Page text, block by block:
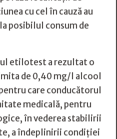
cu cel în cauză au
posibilul consum de
etilotest a rezultat o
de 0,40 mg/l alcool
care conducătorul
medicală, pentru
în vederea stabilirii
a îndeplinirii condiției